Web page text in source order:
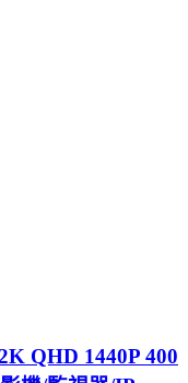
QHD 1440P 400